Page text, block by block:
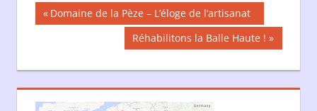
Navigation
l’article
Publication
précédente :
Domaine de la Pèze – L’éloge de l’artisanat
Publication
suivante :
Réhabilitons la Balle Haute !